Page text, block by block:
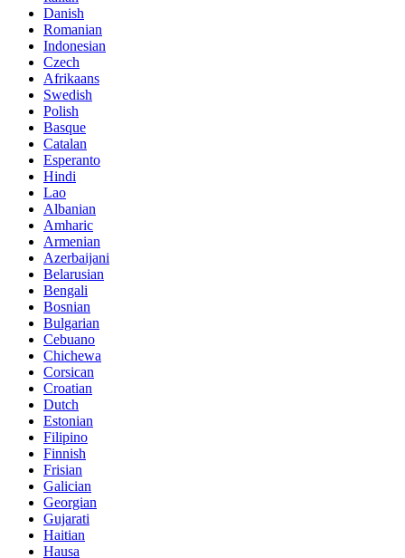
Danish
Romanian
Indonesian
Czech
Afrikaans
Swedish
Polish
Basque
Catalan
Esperanto
Hindi
Lao
Albanian
Amharic
Armenian
Azerbaijani
Belarusian
Bengali
Bosnian
Bulgarian
Cebuano
Chichewa
Corsican
Croatian
Dutch
Estonian
Filipino
Finnish
Frisian
Galician
Georgian
Gujarati
Haitian
Hausa